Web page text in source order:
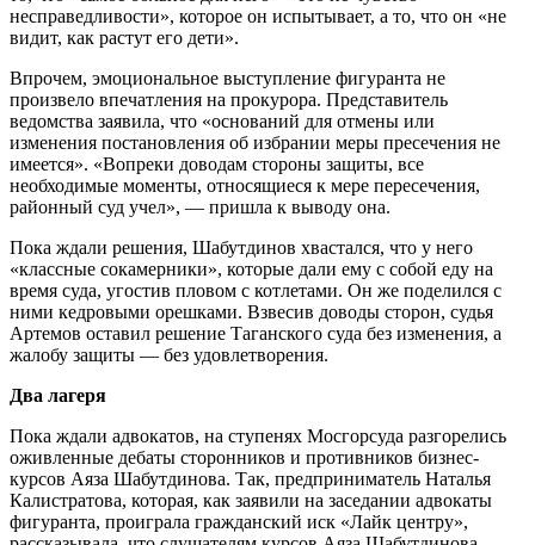
несправедливости», которое он испытывает, а то, что он «не
видит, как растут его дети».
Впрочем, эмоциональное выступление фигуранта не
произвело впечатления на прокурора. Представитель
ведомства заявила, что «оснований для отмены или
изменения постановления об избрании меры пресечения не
имеется». «Вопреки доводам стороны защиты, все
необходимые моменты, относящиеся к мере пересечения,
районный суд учел», — пришла к выводу она.
Пока ждали решения, Шабутдинов хвастался, что у него
«классные сокамерники», которые дали ему с собой еду на
время суда, угостив пловом с котлетами. Он же поделился с
ними кедровыми орешками. Взвесив доводы сторон, судья
Артемов оставил решение Таганского суда без изменения, а
жалобу защиты — без удовлетворения.
Два лагеря
Пока ждали адвокатов, на ступенях Мосгорсуда разгорелись
оживленные дебаты сторонников и противников бизнес-
курсов Аяза Шабутдинова. Так, предприниматель Наталья
Калистратова, которая, как заявили на заседании адвокаты
фигуранта, проиграла гражданский иск «Лайк центру»,